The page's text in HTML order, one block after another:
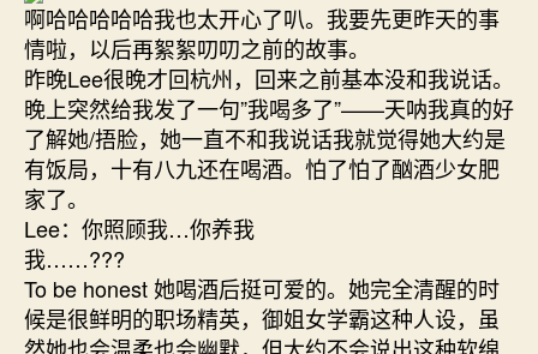
啊哈哈哈哈哈我也太开心了叭。我要先更昨天的事
情啦，以后再絮絮叨叨之前的故事。
昨晚Lee很晚才回杭州，回来之前基本没和我说话。
晚上突然给我发了一句”我喝多了”——天呐我真的好
了解她/捂脸，她一直不和我说话我就觉得她大约是
有饭局，十有八九还在喝酒。怕了怕了酗酒少女肥
家了。
Lee：你照顾我…你养我
我……???
To be honest 她喝酒后挺可爱的。她完全清醒的时
候是很鲜明的职场精英，御姐女学霸这种人设，虽
然她也会温柔也会幽默，但大约不会说出这种软绵